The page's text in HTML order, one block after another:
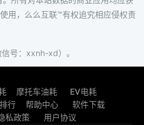
用，么么互联™有权追究相应侵权责
号：xxnh-xd）。
摩托车油耗
EV电耗
行 帮助中心
软件下载
私政策 用户协议